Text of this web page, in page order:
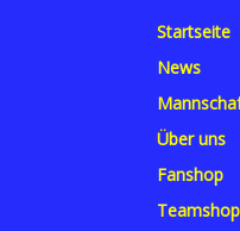
Startseite
News
Über uns
Fanshop
Teamshop